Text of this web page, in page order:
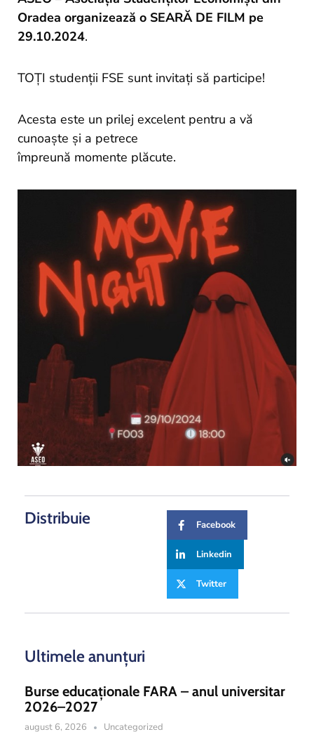
proiecte
Oradea organizează o SEARĂ DE FILM pe
29.10.2024.
TOȚI studenții FSE sunt invitați să participe!
Acesta este un prilej excelent pentru a vă
cunoaște și a petrece
împreună momente plăcute.
Distribuie Facebook
Linkedin
Twitter
Ultimele anunțuri
Burse educaționale FARA – anul universitar
2026–2027
august 6, 2026 Uncategorized